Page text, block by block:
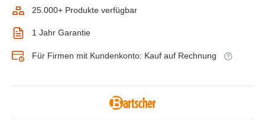
25.000+ Produkte verfügbar
1 Jahr Garantie
Für Firmen mit Kundenkonto: Kauf auf Rechnung